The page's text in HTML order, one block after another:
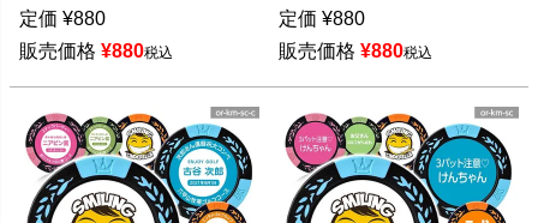
定価 ¥880
販売価格 ¥880税込
定価 ¥880
販売価格 ¥880税込